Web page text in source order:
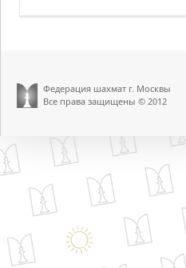
Федерация шахмат г. Москвы
Все права защищены © 2012